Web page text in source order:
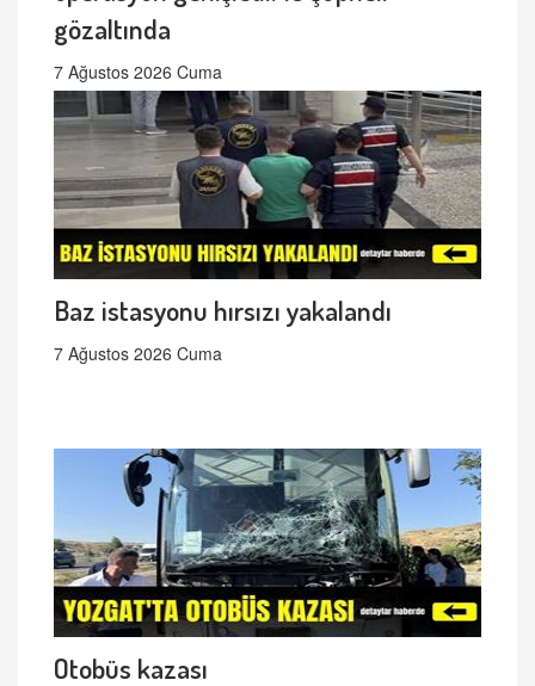
gözaltında
7 Ağustos 2026 Cuma
Baz istasyonu hırsızı yakalandı
7 Ağustos 2026 Cuma
Otobüs kazası